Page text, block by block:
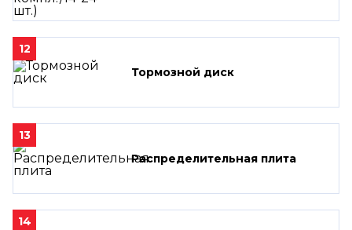
12
Тормозной диск
13
Распределительная плита
14